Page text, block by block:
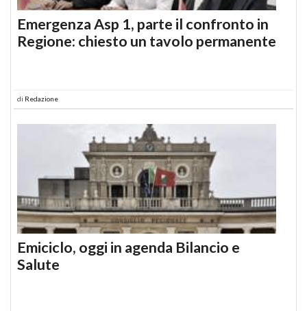
Emergenza Asp 1, parte il confronto in
Regione: chiesto un tavolo permanente
di Redazione
Emiciclo, oggi in agenda Bilancio e
Salute